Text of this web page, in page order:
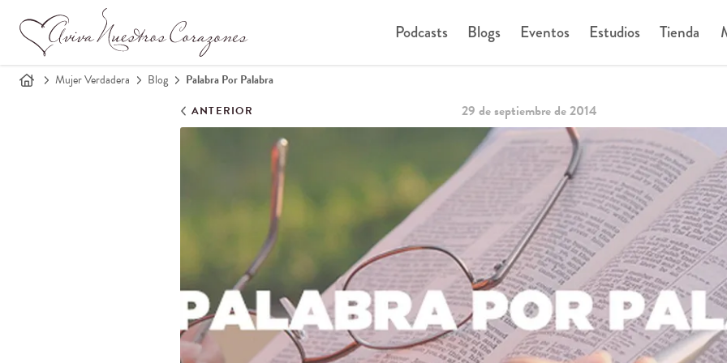
Podcasts Blogs Eventos Estudios Tienda
Mujer Verdadera Blog Palabra Por Palabra
ANTERIOR 29 de septiembre de 2014